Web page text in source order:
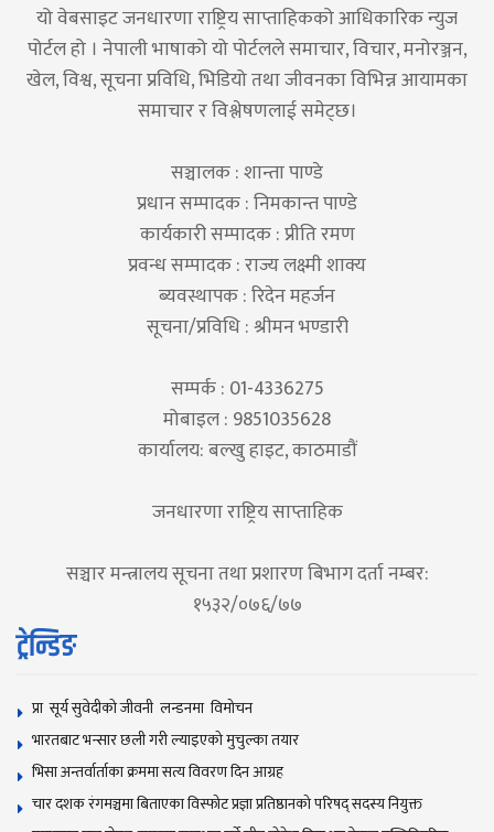
यो वेबसाइट जनधारणा राष्ट्रिय साप्ताहिकको आधिकारिक न्युज
पोर्टल हो । नेपाली भाषाको यो पोर्टलले समाचार, विचार, मनोरञ्जन,
खेल, विश्व, सूचना प्रविधि, भिडियो तथा जीवनका विभिन्न आयामका
समाचार र विश्लेषणलाई समेट्छ।
सञ्चालक : शान्ता पाण्डे
प्रधान सम्पादक : निमकान्त पाण्डे
कार्यकारी सम्पादक : प्रीति रमण
प्रवन्ध सम्पादक : राज्य लक्ष्मी शाक्य
ब्यवस्थापक : रिदेन महर्जन
सूचना/प्रविधि : श्रीमन भण्डारी
सम्पर्क : 01-4336275
मोबाइल : 9851035628
कार्यालय: बल्खु हाइट, काठमाडौं
जनधारणा राष्ट्रिय साप्ताहिक
सञ्चार मन्त्रालय सूचना तथा प्रशारण बिभाग दर्ता नम्बर:
१५३२/०७६/७७
ट्रेन्डिङ
प्रा सूर्य सुवेदीको जीवनी लन्डनमा विमोचन
भारतबाट भन्सार छली गरी ल्याइएको मुचुल्का तयार
भिसा अन्तर्वार्ताका क्रममा सत्य विवरण दिन आग्रह
चार दशक रंगमञ्चमा बिताएका विस्फोट प्रज्ञा प्रतिष्ठानको परिषद् सदस्य नियुक्त